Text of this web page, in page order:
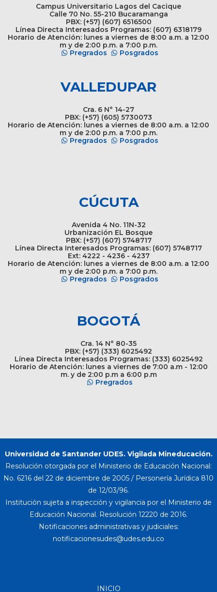
Campus Universitario Lagos del Cacique
Calle 70 No. 55-210 Bucaramanga
PBX: (+57) (607) 6516500
Línea Directa Interesados Programas: (607) 6318179
Horario de Atención: lunes a viernes de 8:00 a.m. a 12:00
m y de 2:00 p.m. a 7:00 p.m.
Pregrados
Posgrados
VALLEDUPAR
Cra. 6 N° 14-27
PBX: (+57) (605) 5730073
Horario de Atención: lunes a viernes de 8:00 a.m. a 12:00
m y de 2:00 p.m. a 7:00 p.m.
Pregrados
Posgrados
CÚCUTA
Avenida 4 No. 11N-32
Urbanización EL Bosque
PBX: (+57) (607) 5748717
Línea Directa Interesados Programas: (607) 5748717
Ext: 4222 - 4236 - 4237
Horario de Atención: lunes a viernes de 8:00 a.m. a 12:00
m y de 2:00 p.m. a 7:00 p.m.
Pregrados
Posgrados
BOGOTÁ
Cra. 14 N° 80-35
PBX: (+57) (333) 6025492
Línea Directa Interesados Programas: (333) 6025492
Horario de Atención: lunes a viernes de 7:00 a.m - 12:00
m. y de 2:00 p.m a 6:00 p.m
Pregrados
Universidad de Santander UDES. Vigilada Mineducación.
Resolución otorgada por el Ministerio de Educación Nacional:
No. 6216 del 22 de diciembre de 2005 / Personería Jurídica 810
de 12/03/96.
Institución sujeta a inspección y vigilancia por el Ministerio de
Educación Nacional. Resolución 12220 de 2016.
Notificaciones administrativas y judiciales:
INICIO